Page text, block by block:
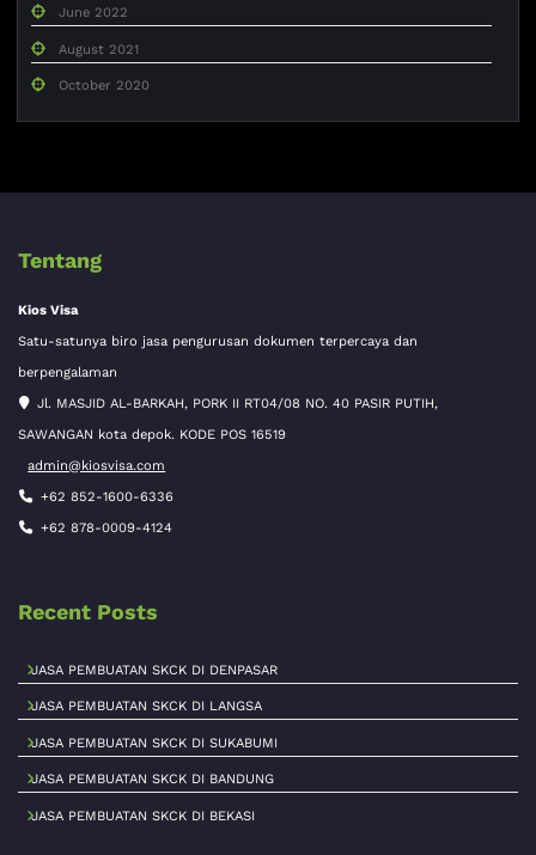
June 2022
August 2021
October 2020
Tentang
Kios Visa
Satu-satunya biro jasa pengurusan dokumen terpercaya dan
berpengalaman
Jl. MASJID AL-BARKAH, PORK II RT04/08 NO. 40 PASIR PUTIH,
SAWANGAN kota depok. KODE POS 16519
admin@kiosvisa.com
+62 852-1600-6336
+62 878-0009-4124
Recent Posts
JASA PEMBUATAN SKCK DI DENPASAR
JASA PEMBUATAN SKCK DI LANGSA
JASA PEMBUATAN SKCK DI SUKABUMI
JASA PEMBUATAN SKCK DI BANDUNG
JASA PEMBUATAN SKCK DI BEKASI